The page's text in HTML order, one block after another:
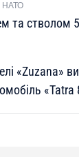
НАТО
та стволом
«Zuzana»